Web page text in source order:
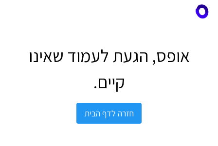
אופס, הגעת לעמוד שאינו
קיים.
חזרה לדף הבית